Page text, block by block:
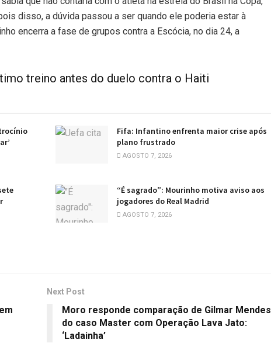
disso, a dúvida passou a ser quando ele poderia estar à
encerra a fase de grupos contra a Escócia, no dia 24, a
treino antes do duelo contra o Haiti
Fifa: Infantino enfrenta maior crise após
plano frustrado
AGOSTO 7, 2026
“É sagrado”: Mourinho motiva aviso aos
jogadores do Real Madrid
AGOSTO 7, 2026
Next Post
Moro responde comparação de Gilmar Mendes
do caso Master com Operação Lava Jato:
‘Ladainha’